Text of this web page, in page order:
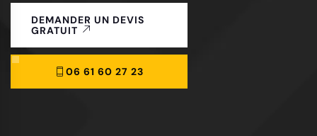
DEMANDER UN DEVIS
GRATUIT
06 61 60 27 23